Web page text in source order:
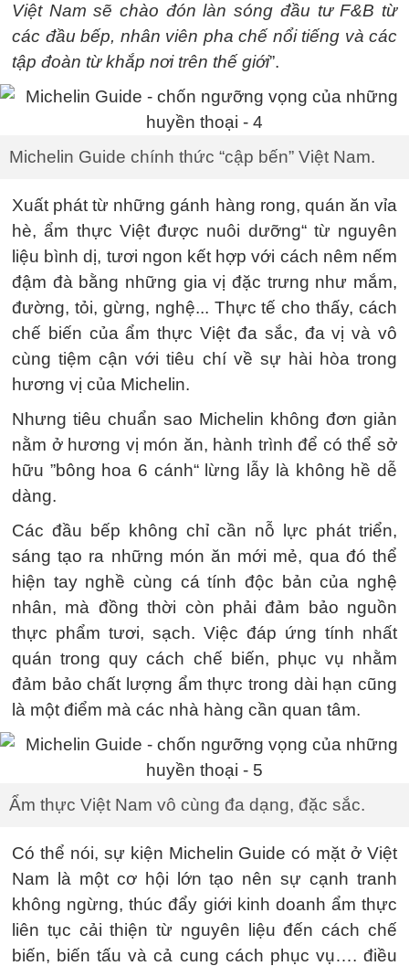
Việt Nam sẽ chào đón làn sóng đầu tư F&B từ
các đầu bếp, nhân viên pha chế nổi tiếng và các
tập đoàn từ khắp nơi trên thế giới”.
Michelin Guide chính thức “cập bến” Việt Nam.
Xuất phát từ những gánh hàng rong, quán ăn vỉa
hè, ẩm thực Việt được nuôi dưỡng“ từ nguyên
liệu bình dị, tươi ngon kết hợp với cách nêm nếm
đậm đà bằng những gia vị đặc trưng như mắm,
đường, tỏi, gừng, nghệ... Thực tế cho thấy, cách
chế biến của ẩm thực Việt đa sắc, đa vị và vô
cùng tiệm cận với tiêu chí về sự hài hòa trong
hương vị của Michelin.
Nhưng tiêu chuẩn sao Michelin không đơn giản
nằm ở hương vị món ăn, hành trình để có thể sở
hữu ”bông hoa 6 cánh“ lừng lẫy là không hề dễ
dàng.
Các đầu bếp không chỉ cần nỗ lực phát triển,
sáng tạo ra những món ăn mới mẻ, qua đó thể
hiện tay nghề cùng cá tính độc bản của nghệ
nhân, mà đồng thời còn phải đảm bảo nguồn
thực phẩm tươi, sạch. Việc đáp ứng tính nhất
quán trong quy cách chế biến, phục vụ nhằm
đảm bảo chất lượng ẩm thực trong dài hạn cũng
là một điểm mà các nhà hàng cần quan tâm.
Ẩm thực Việt Nam vô cùng đa dạng, đặc sắc.
Có thể nói, sự kiện Michelin Guide có mặt ở Việt
Nam là một cơ hội lớn tạo nên sự cạnh tranh
không ngừng, thúc đẩy giới kinh doanh ẩm thực
liên tục cải thiện từ nguyên liệu đến cách chế
biến, biến tấu và cả cung cách phục vụ…. điều